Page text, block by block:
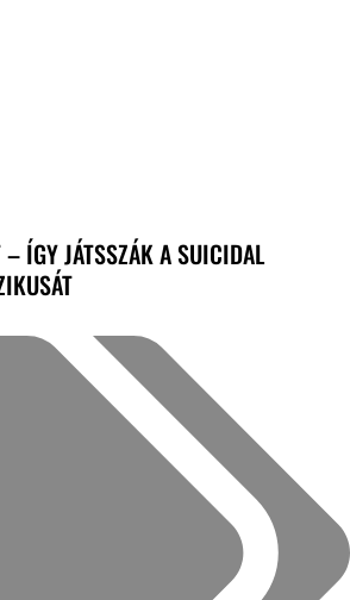
– ÍGY JÁTSSZÁK A SUICIDAL